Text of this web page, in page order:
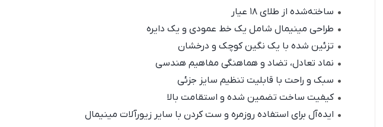
ساخته‌شده از طلای ۱۸ عیار
طراحی مینیمال شامل یک خط عمودی و یک دایره
تزئین شده با یک نگین کوچک و درخشان
نماد تعادل، تضاد و هماهنگی مفاهیم هندسی
سبک و راحت با قابلیت تنظیم سایز جزئی
کیفیت ساخت تضمین شده و استقامت بالا
ایده‌آل برای استفاده روزمره و ست کردن با سایر زیورآلات مینیمال